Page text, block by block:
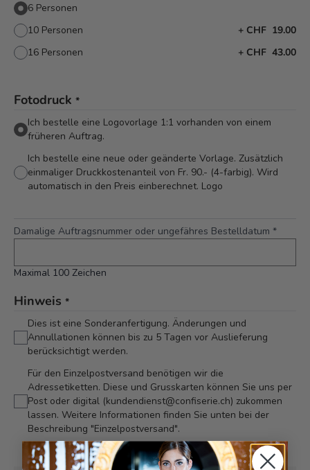
6 Personen
10 Personen
+ CHF 19.00
16 Personen
+ CHF 43.00
Fotodruck *
Ich bestelle eine Logovorlage 1:1 vorhanden von einem
früheren Auftrag.
Ich bestelle eine neue oder geänderte Vorlage. Zusätzlich
einmaliger Druckkostenanteil von Fr. 90.- (4-farbig). Wird
automatisch in den Preis einberechnet. Logo
Damalige Auftragsnummer oder ungefähres Bestelldatum *
Maximal 100 Zeichen
Hinweis *
Dies ist eine Sonderanfertigung. Änderungen und
Annullationen können bis zu 5 Tagen vor Auslieferung
berücksichtigt werden.
Für den Einzelpostversand benötigen wir die
Adressetiketten. Diese und Grusskarten können Sie uns per
Post oder digital (kundendienst@confiserie.ch) zukommen
lassen. Weitere Informationen finden Sie unten bei der
Beschreibung "Einzelpostversand".